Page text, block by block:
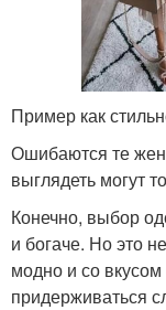
Пример как
Ошибаются те
выглядеть могут
Конечно, выбор
и богаче. Но это
модно и со
придерживаться